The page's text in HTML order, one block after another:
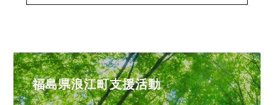
福島県浪江町支援活動